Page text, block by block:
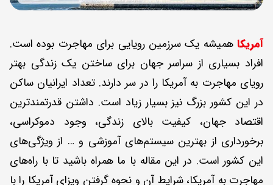
آمریکا همیشه یک سرزمین رویایی برای مهاجرت بوده است.
افراد بسیاری از سراسر جهان برای ساختن یک زندگی بهتر
رویای مهاجرت به آمریکا را در سر دارند. تعداد ایرانیان ساکن
در این کشور بزرگ نیز بسیار زیاد است. داشتن قدرتمندترین
اقتصاد جهان، کیفیت بالای زندگی، وجود دموکراسی،
برخورداری از بهترین سیستم‌های آموزشی و … از ویژگی‌های
این کشور است. در این مقاله با ما همراه باشید تا با راه‌های
مهاجرت به آمریکا، شرایط آن و نحوه گرفتن ویزای آمریکا را با